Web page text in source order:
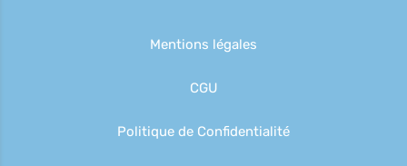
Mentions légales
CGU
Politique de Confidentialité